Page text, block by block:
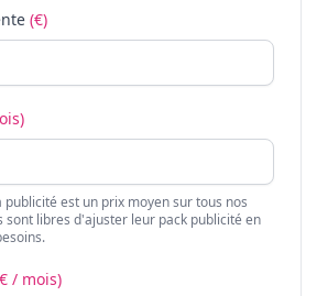
(€)
est un prix moyen sur tous nos
sont libres d'ajuster leur pack publicité en
/ mois)